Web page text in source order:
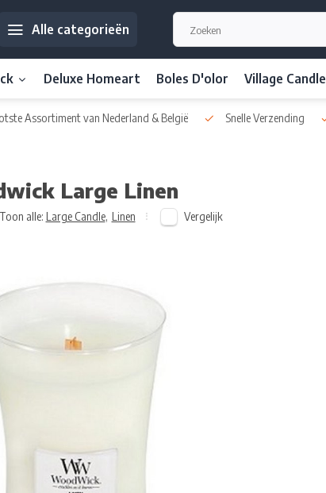
Alle categorieën
Deluxe Homeart Boles D'olor Village Candle
Assortiment van Nederland & België Snelle Verzending
Large Linen
Toon alle: Large Candle, Linen Vergelijk